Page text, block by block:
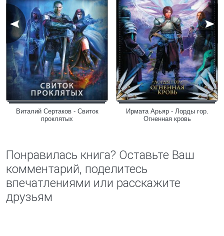
Виталий Сертаков - Свиток
проклятых
Ирмата Арьяр - Лорды гор.
Огненная кровь
Понравилась книга? Оставьте Ваш
комментарий, поделитесь
впечатлениями или расскажите
друзьям